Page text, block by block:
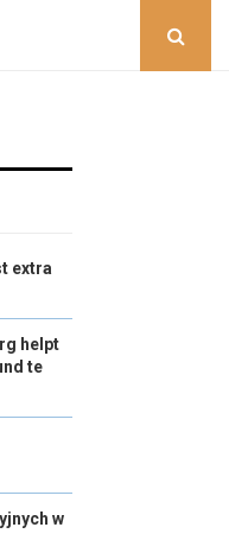
extra
helpt
te
w